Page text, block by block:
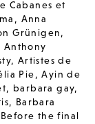
Cabanes et
, Anna
Grünigen,
Anthony
, Artistes de
Pie,Ayin de
, barbara gay,
, Barbara
Before the final